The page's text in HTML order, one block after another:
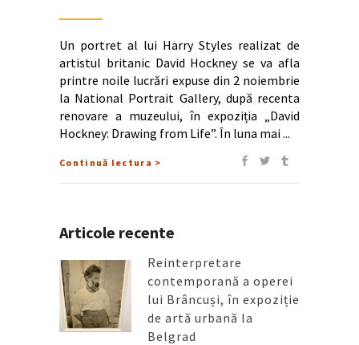
Un portret al lui Harry Styles realizat de
artistul britanic David Hockney se va afla
printre noile lucrări expuse din 2 noiembrie
la National Portrait Gallery, după recenta
renovare a muzeului, în expoziția „David
Hockney: Drawing from Life”. În luna mai
Continuă lectura >
Articole recente
Reinterpretare
contemporană a operei
lui Brâncuși, în expoziție
de artă urbană la
Belgrad